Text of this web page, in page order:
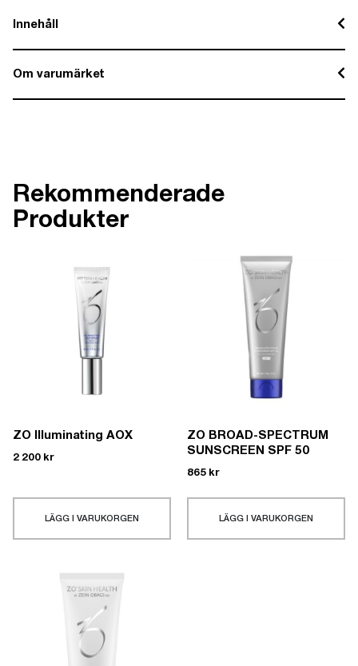
Innehåll
Om varumärket
Rekommenderade
Produkter
ZO Illuminating AOX
2 200 kr
LÄGG I VARUKORGEN
ZO BROAD-SPECTRUM
SUNSCREEN SPF 50
865 kr
LÄGG I VARUKORGEN